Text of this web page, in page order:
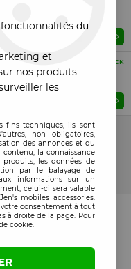
A1674/A1675)
EN STOCK
9.7 2016
15
du
et
nos produits
les
fins techniques, ils sont
non obligatoires,
des annonces et du
la connaissance
les données de
par le balayage de
informations sur un
celui-ci sera valable
mobiles accessories.
consentement à tout
à droite de la page. Pour
cookie.